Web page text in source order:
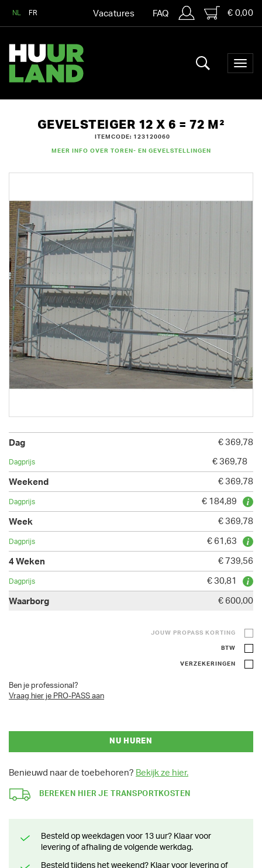
NL FR Vacatures FAQ € 0,00
GEVELSTEIGER 12 X 6 = 72 M²
ITEMCODE: 123120060
MEER INFO OVER TOREN- EN GEVELSTELLINGEN
€ 369,78
€ 369,78
€ 369,78
€ 184,89
€ 369,78
€ 61,63
€ 739,56
€ 30,81
€ 600,00
JOUW PROPASS KORTING
BTW
VERZEKERINGEN
Ben je professional?
Vraag hier je PRO-PASS aan
NU HUREN
Benieuwd naar de toebehoren? Bekijk ze hier.
BEREKEN HIER JE TRANSPORTKOSTEN
Besteld op weekdagen voor 13 uur? Klaar voor
levering of afhaling de volgende werkdag.
Besteld tijdens het weekend? Klaar voor levering of